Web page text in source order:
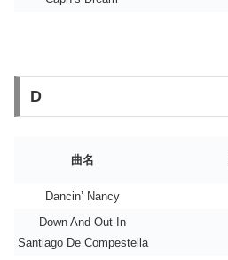
D
曲名
Dancin’ Nancy
Down And Out In
Santiago De Compestella